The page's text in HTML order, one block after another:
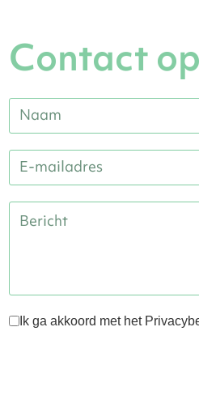
Contact
Ik ga akkoord met het